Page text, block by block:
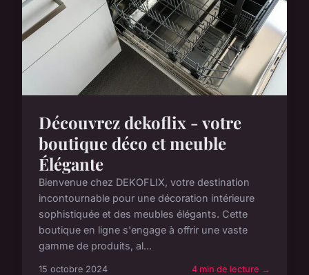
Découvrez dekoflix - votre
boutique déco et meuble
Élégante
Bienvenue chez DEKOFLIX, votre destination
incontournable pour une décoration intérieure
sophistiquée et des meubles élégants. Cette
boutique en ligne s'engage à offrir une vaste
gamme de produits, al...
15 octobre 2024 4 min de lecture →